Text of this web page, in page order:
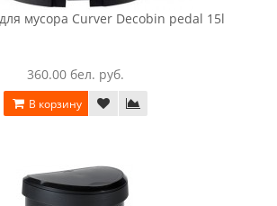
мусора Curver Decobin pedal 15l
360.00 бел. руб.
В корзину